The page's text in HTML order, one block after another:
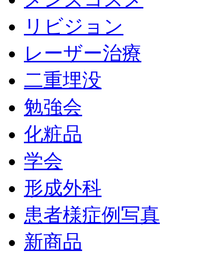
リビジョン
レーザー治療
二重埋没
勉強会
化粧品
学会
形成外科
患者様症例写真
新商品